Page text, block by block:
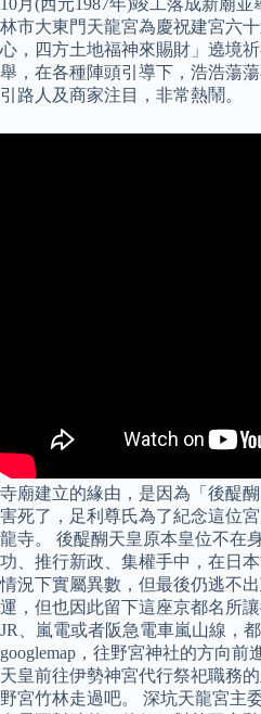
林市大東門天龍宮為慶祝建宮六
心，四方土地福神來賜財」遶境
舉，在各種陣頭引導下，浩浩蕩
引路人及商家注目，非常熱鬧。
寺廟建立的緣由，是因為「後醍
害死了，足利尊氏為了紀念這位
龍寺。 後醍醐天皇原本皇位不在
功、推行新政、集權手中，在日
情況下實屬異數，但最後仍逃不
運，但也因此留下這座京都名所
JR、嵐電或者阪急電車嵐山線，
googlemap，往野宮神社的方向
天皇前往伊勢神宮代行祭祀職務
野宮竹林走過吧。 深坑天龍宮主